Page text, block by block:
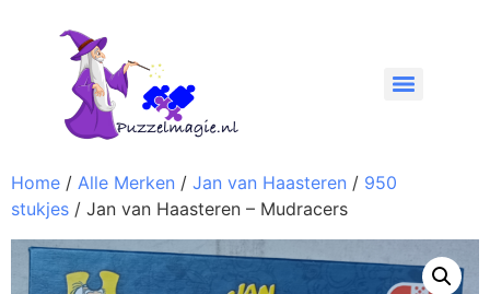
Home / Alle Merken / Jan van Haasteren / 950
stukjes / Jan van Haasteren – Mudracers